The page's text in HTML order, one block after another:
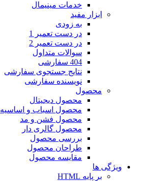
خدمات مینیمال
ابزار مفید
به زودی
در دست تعمیر 1
در دست تعمیر 2
سوالات متداول
404 سفارشی
نتایج جستجوی سفارشی
نویسنده سفارشی
محصول
محصول دیجیتال
محصول اسباب و اساسیه
محصول فشن و مد
محصول گالری دار
بررسی محصول
طراحان محصول
مقایسه محصول
ویژگی ها
بر پایه HTML